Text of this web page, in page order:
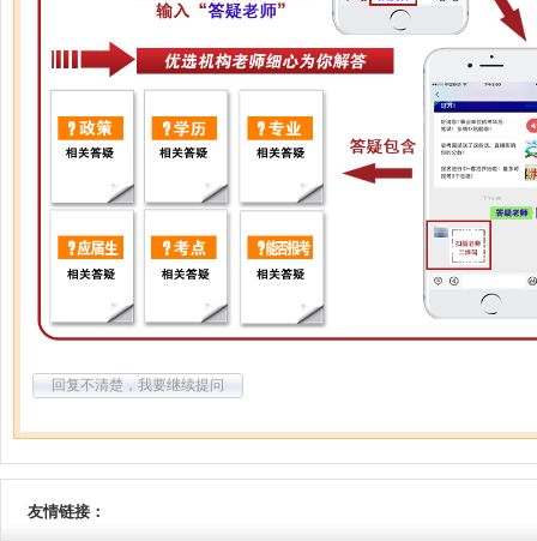
回复不清楚，我要继续提问
友情链接：